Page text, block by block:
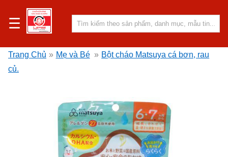
☰
Trang Chủ » Mẹ và Bé » Bột cháo Matsuya cá bơn, rau
củ.